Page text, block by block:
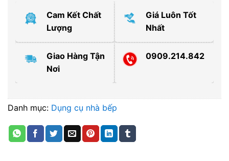
Cam Kết Chất
Lượng
Giá Luôn Tốt
Nhất
Giao Hàng Tận
Nơi
0909.214.842
Danh mục: Dụng cụ nhà bếp